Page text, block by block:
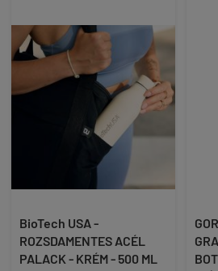
BioTech USA -
ROZSDAMENTES ACÉL
PALACK - KRÉM - 500 ML